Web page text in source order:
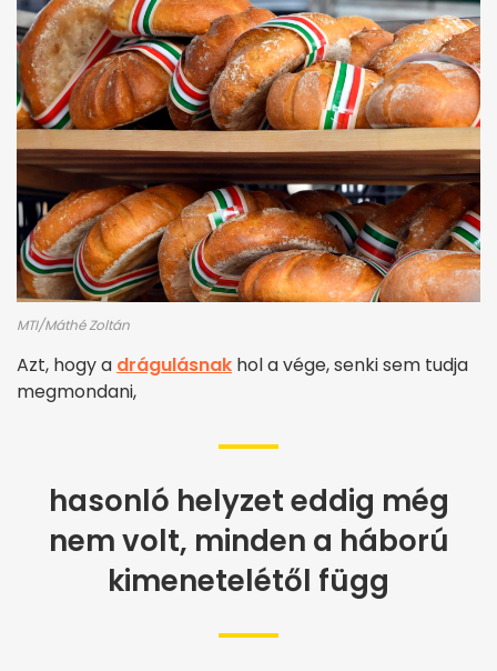
MTI/Máthé Zoltán
Azt, hogy a drágulásnak hol a vége, senki sem tudja
megmondani,
hasonló helyzet eddig még
nem volt, minden a háború
kimenetelétől függ